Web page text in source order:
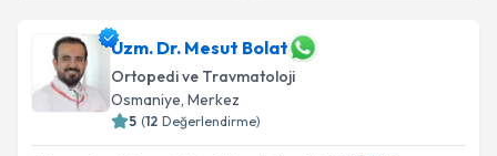
Uzm. Dr. Mesut Bolat
Ortopedi ve Travmatoloji
Osmaniye, Merkez
5 (12 Değerlendirme)